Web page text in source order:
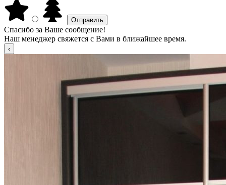
Спасибо за Ваше сообщение!
Наш менеджер свяжется с Вами в ближайшее время.